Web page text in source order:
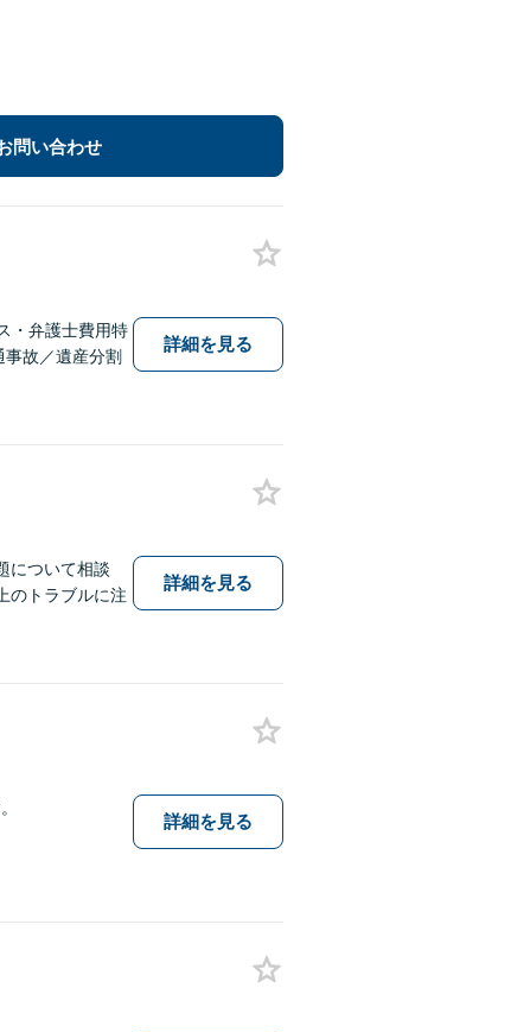
問い合わせ
・弁護士費用特
故／遺産分割
詳細を見る
について相談
のトラブルに注
詳細を見る
詳細を見る